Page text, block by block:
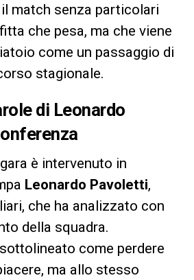
match senza particolari
che pesa, ma che viene
come un passaggio di
stagionale.
di Leonardo
è intervenuto in
Leonardo Pavoletti,
che ha analizzato con
della squadra.
come perdere
ma allo stesso